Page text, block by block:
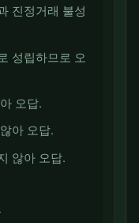
진정거래 불성
성립하므로 오
오답.
아 오답.
않아 오답.